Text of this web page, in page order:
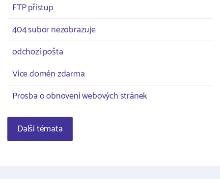
FTP přístup
404 subor nezobrazuje
odchozí pošta
Více domén zdarma
Prosba o obnovení webových stránek
Další témata